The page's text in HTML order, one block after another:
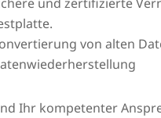
von alten
Ihr kompetenter